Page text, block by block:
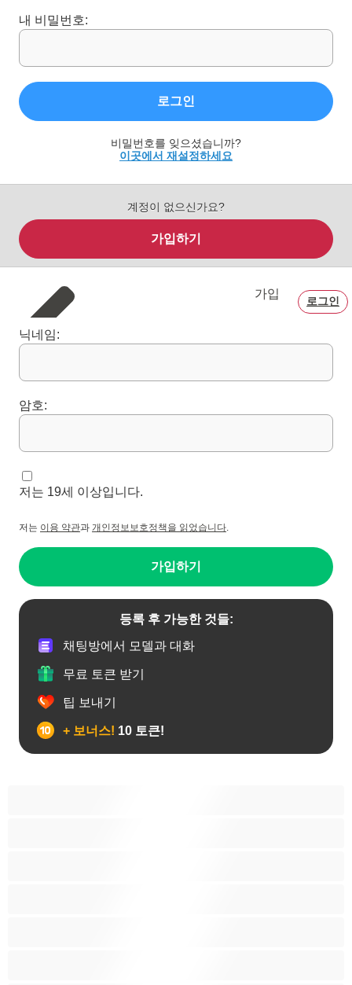
내 비밀번호:
로그인
비밀번호를 잊으셨습니까?
이곳에서 재설정하세요
계정이 없으신가요?
가입하기
가입
로그인
닉네임:
암호:
저는 19세 이상입니다.
저는 이용 약관과 개인정보보호정책을 읽었습니다.
가입하기
등록 후 가능한 것들:
채팅방에서 모델과 대화
무료 토큰 받기
팁 보내기
+ 보너스! 10 토큰!